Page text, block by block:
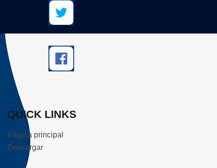
QUICK LINKS
Página principal
Descargar